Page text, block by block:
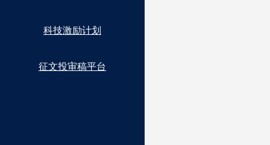
科技激励计划
征文投审稿平台